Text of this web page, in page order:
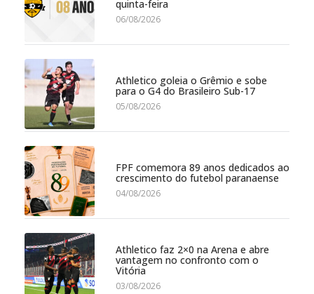
quinta-feira
06/08/2026
Athletico goleia o Grêmio e sobe
para o G4 do Brasileiro Sub-17
05/08/2026
FPF comemora 89 anos dedicados ao
crescimento do futebol paranaense
04/08/2026
Athletico faz 2×0 na Arena e abre
vantagem no confronto com o
Vitória
03/08/2026